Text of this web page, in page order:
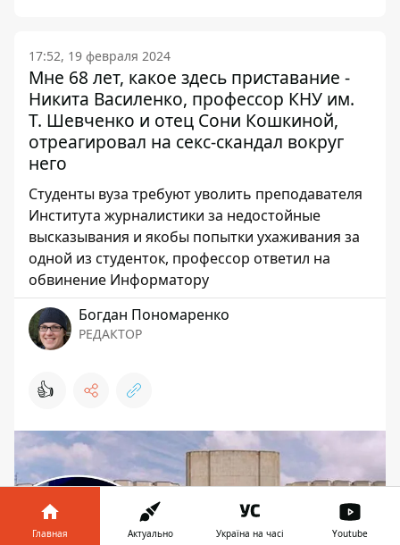
17:52, 19 февраля 2024
Мне 68 лет, какое здесь приставание -
Никита Василенко, профессор КНУ им.
Т. Шевченко и отец Сони Кошкиной,
отреагировал на секс-скандал вокруг
него
Студенты вуза требуют уволить преподавателя
Института журналистики за недостойные
высказывания и якобы попытки ухаживания за
одной из студенток, профессор ответил на
обвинение Информатору
Богдан Пономаренко
РЕДАКТОР
👍
Главная Актуально Україна на часі Youtube